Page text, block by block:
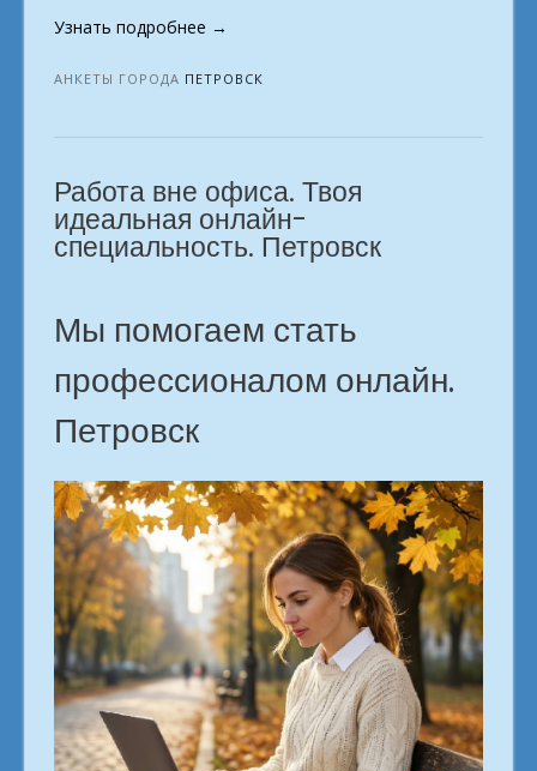
Узнать подробнее «Новые
с
школой
Петровск»
→
АНКЕТЫ ГОРОДА ПЕТРОВСК
Работа вне офиса. Твоя
идеальная онлайн-
специальность. Петровск
Мы помогаем стать
профессионалом онлайн.
Петровск